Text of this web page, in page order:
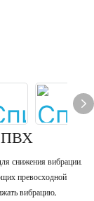
ПВХ
снижения вибрации.
превосходной
вибрацию,